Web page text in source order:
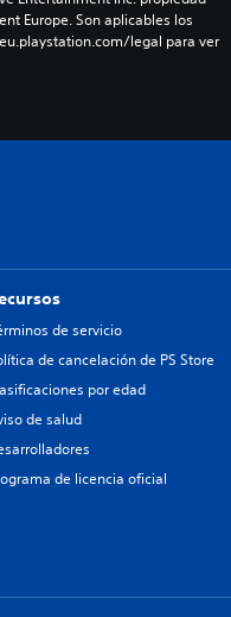
Europe. Son aplicables los
legal para ver
de servicio
de cancelación de PS Store
por edad
de salud
de licencia oficial